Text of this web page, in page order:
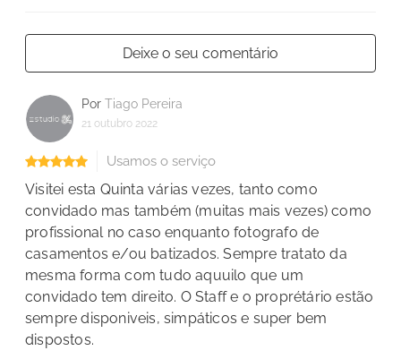
Deixe o seu comentário
Por Tiago Pereira
21 outubro 2022
Usamos o serviço
Visitei esta Quinta várias vezes, tanto como
convidado mas também (muitas mais vezes) como
profissional no caso enquanto fotografo de
casamentos e/ou batizados. Sempre tratato da
mesma forma com tudo aquuilo que um
convidado tem direito. O Staff e o proprétário estão
sempre disponiveis, simpáticos e super bem
dispostos.